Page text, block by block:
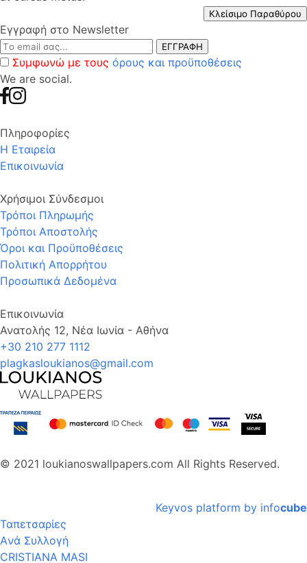
Κλείσιμο Παραθύρου
Εγγραφή στο Newsletter
ΕΓΓΡΑΦΗ
Συμφωνώ με τους όρους και προϋποθέσεις
We are social.
Πληροφορίες
Η Εταιρεία
Επικοινωνία
Χρήσιμοι Σύνδεσμοι
Τρόποι Πληρωμής
Τρόποι Αποστολής
Όροι και Προϋποθέσεις
Πολιτική Απορρήτου
Προσωπικά Δεδομένα
Επικοινωνία
Ανατολής 12, Νέα Ιωνία - Αθήνα
+30 210 277 1112
plagkasloukianos@gmail.com
© 2021 loukianoswallpapers.com All Rights Reserved.
Keyvos platform by infocube
Ταπετσαρίες
Aνά Συλλογή
CRISTIANA MASI